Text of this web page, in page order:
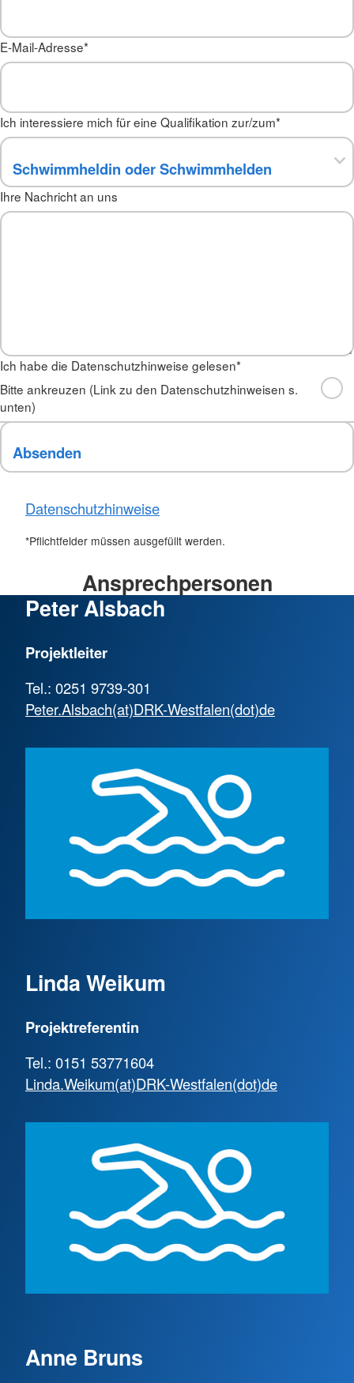
E-Mail-Adresse*
Ich interessiere mich für eine Qualifikation zur/zum*
Ihre Nachricht an uns
Ich habe die Datenschutzhinweise gelesen*
Bitte ankreuzen (Link zu den Datenschutzhinweisen s.
unten)
Datenschutzhinweise
*Pflichtfelder müssen ausgefüllt werden.
Ansprechpersonen
Peter Alsbach
Projektleiter
Tel.: 0251 9739-301
Peter.Alsbach(at)DRK-Westfalen(dot)de
Linda Weikum
Projektreferentin
Tel.: 0151 53771604
Linda.Weikum(at)DRK-Westfalen(dot)de
Anne Bruns